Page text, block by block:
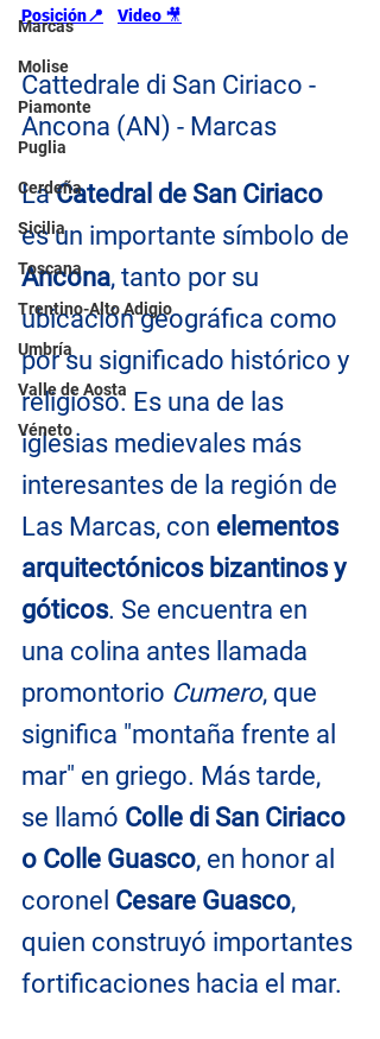
Marcas
Molise
Piamonte
Puglia
Cerdeña
Sicilia
Toscana
Trentino-Alto Adigio
Umbría
Valle de Aosta
Véneto
Posición📍 Video 🎥
Cattedrale di San Ciriaco -
Ancona (AN) - Marcas
La Catedral de San Ciriaco
es un importante símbolo de
Ancona, tanto por su
ubicación geográfica como
por su significado histórico y
religioso. Es una de las
iglesias medievales más
interesantes de la región de
Las Marcas, con elementos
arquitectónicos bizantinos y
góticos. Se encuentra en
una colina antes llamada
promontorio Cumero, que
significa "montaña frente al
mar" en griego. Más tarde,
se llamó Colle di San Ciriaco
o Colle Guasco, en honor al
coronel Cesare Guasco,
quien construyó importantes
fortificaciones hacia el mar.